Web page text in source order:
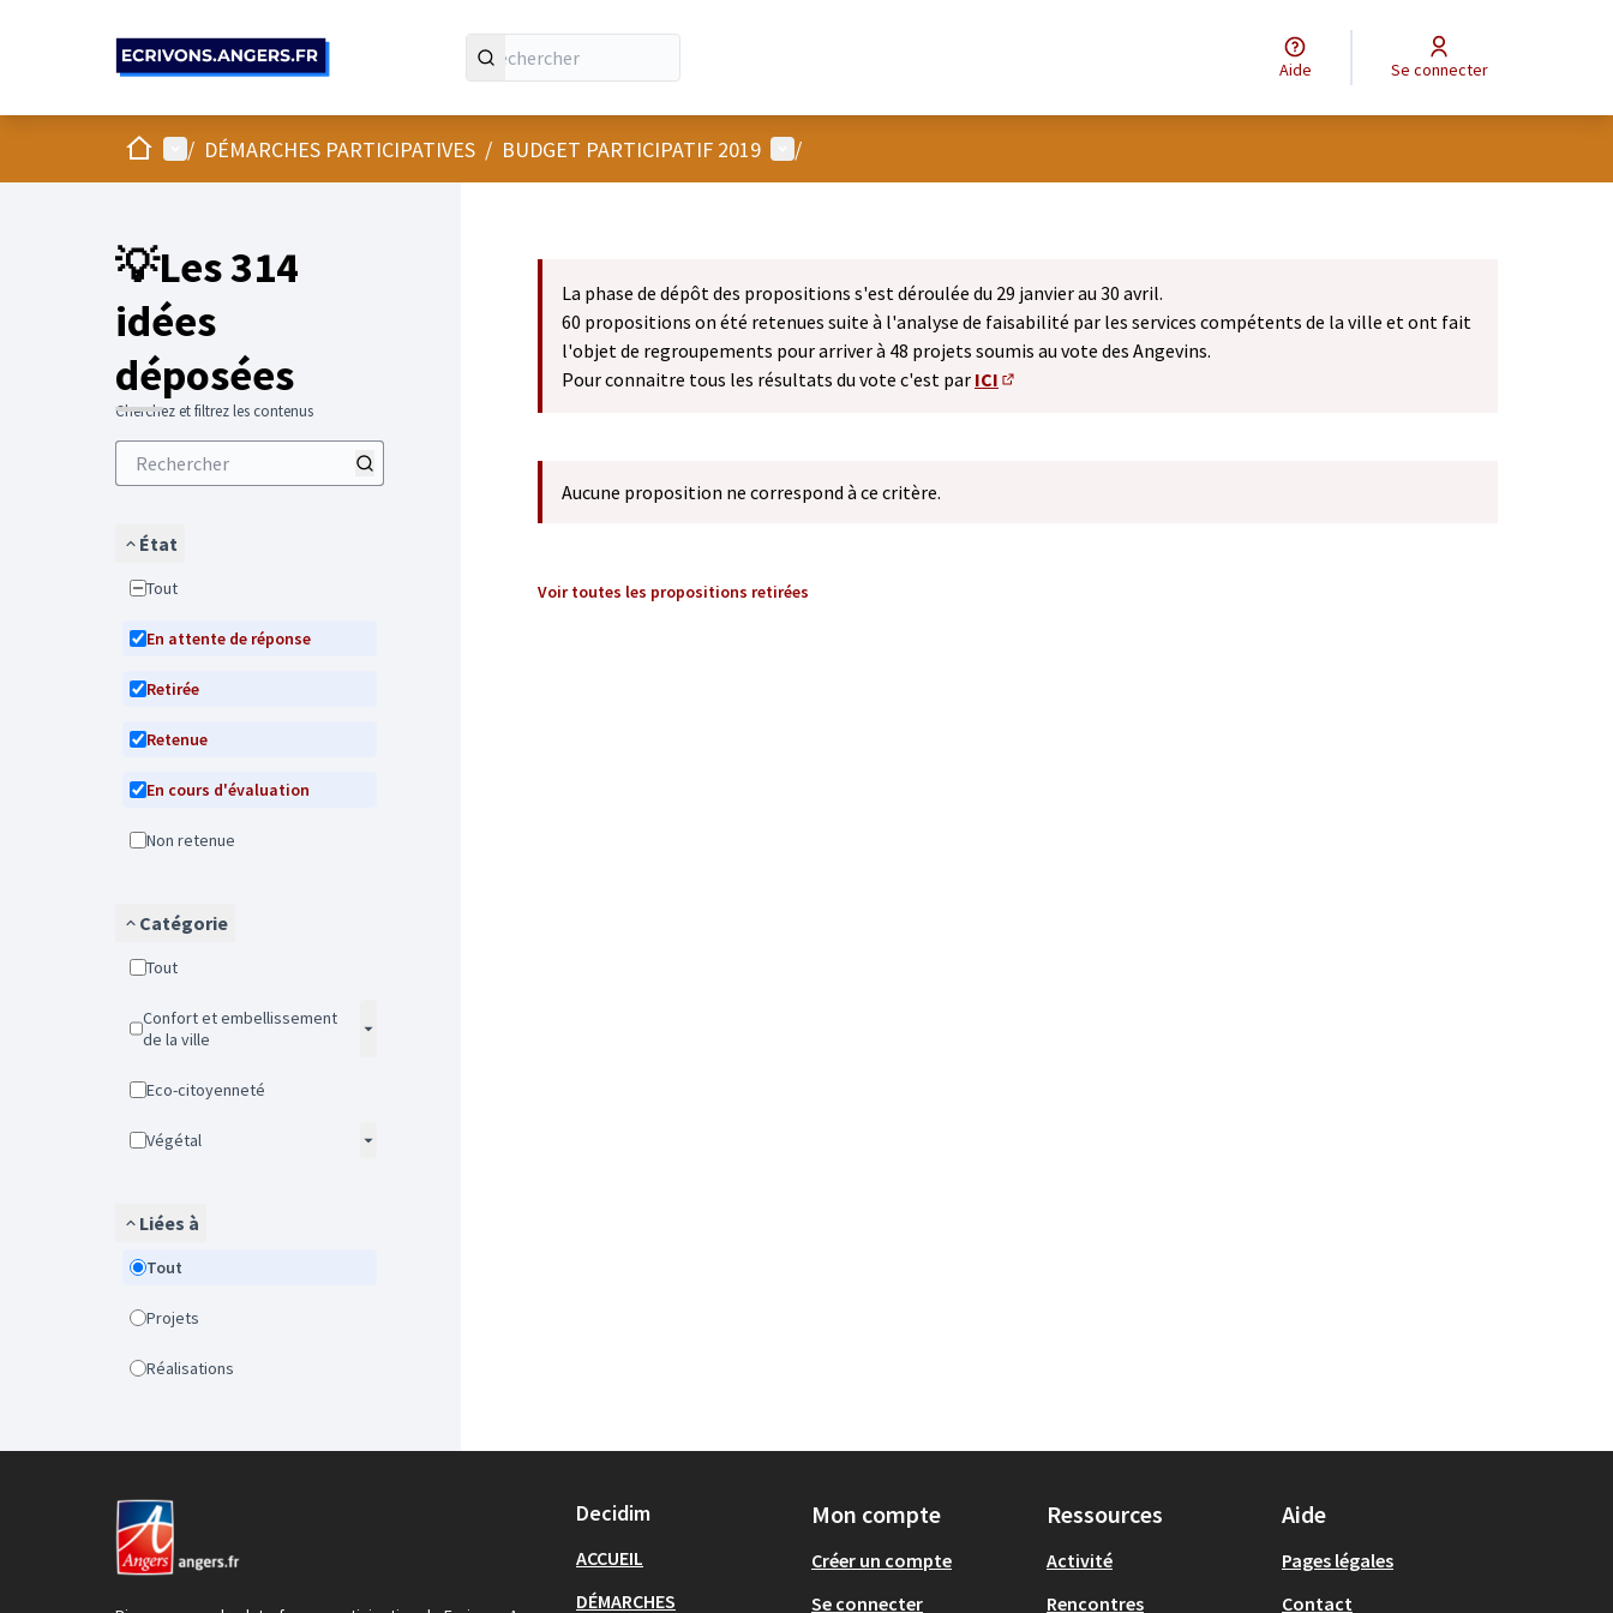
Aide Se connecter
AccueilMenu principal
/ DÉMARCHES PARTICIPATIVES / BUDGET PARTICIPATIF 2019 Menu utilisateur
/
💡Les 314
idées
déposées
Cherchez et filtrez les contenus
État
Tout
En attente de réponse
Retirée
Retenue
En cours d'évaluation
Non retenue
Catégorie
Tout
Confort et embellissement
de la ville
Eco-citoyenneté
Végétal
Liées à
Tout
Projets
Réalisations
La phase de dépôt des propositions s'est déroulée du 29 janvier au 30 avril.
60 propositions on été retenues suite à l'analyse de faisabilité par les services compétents de la ville et ont fait
l'objet de regroupements pour arriver à 48 projets soumis au vote des Angevins.
Pour connaitre tous les résultats du vote c'est par ICI
Aucune proposition ne correspond à ce critère.
Voir toutes les propositions retirées
Decidim
ACCUEIL
DÉMARCHES
Mon compte
Créer un compte
Se connecter
Ressources
Activité
Rencontres
Aide
Pages légales
Contact